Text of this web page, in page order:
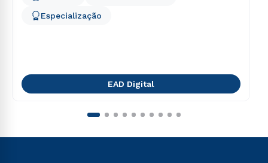
Especialização
EAD Digital